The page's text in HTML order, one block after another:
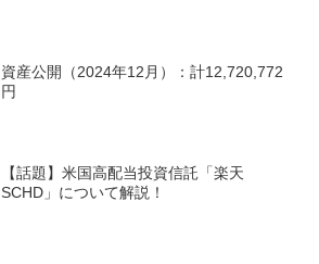
資産公開（2024年12月）：計12,720,772
円
【話題】米国高配当投資信託「楽天
SCHD」について解説！